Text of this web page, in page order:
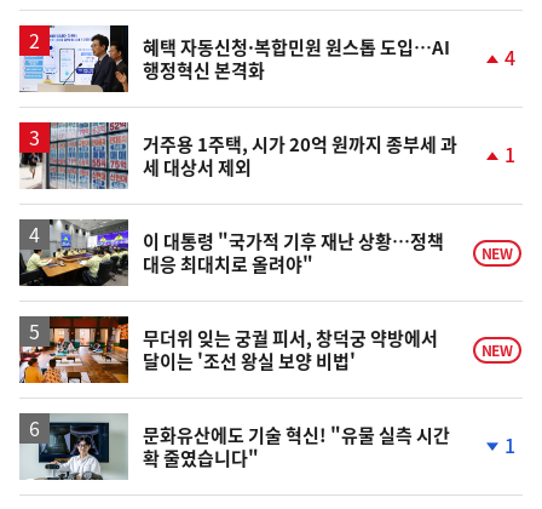
일
혜택 자동신청·복합민원 원스톱 도입…AI
행정혁신 본격화
4
거주용 1주택, 시가 20억 원까지 종부세 과
세 대상서 제외
승
1
이 대통령 "국가적 기후 재난 상황…정책
대응 최대치로 올려야"
NEW
무더위 잊는 궁궐 피서, 창덕궁 약방에서
달이는 '조선 왕실 보양 비법'
NEW
문화유산에도 기술 혁신! "유물 실측 시간
확 줄였습니다"
1